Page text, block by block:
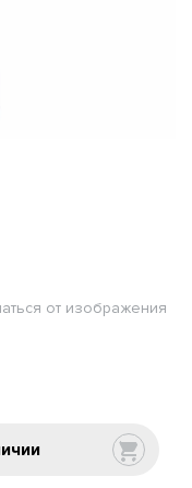
от изображения